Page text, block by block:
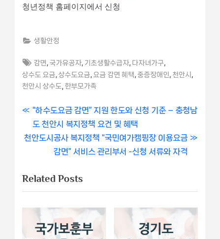
청년정책 홈페이지에서 신청
생활안정
Tags:
감면 ,국가유공자 기초생활수급자 다자녀가구
상수도 요금 상수도요금 요금 감면 혜택 중증장애인 천안시
천안시 상수도 한부모가족
글
내
게
이
P
r
e
o
u
s
o
“하수도요금 감면” 지원 한도와 신청 기준 – 충청남
도 천안시 복지정책 요건 및 혜택
N
t
P
o
천안도시공사 복지정책 “국민여가캠핑장 이용요금
감면” 서비스 관리부서 -신청 서류와 자격
Related Posts